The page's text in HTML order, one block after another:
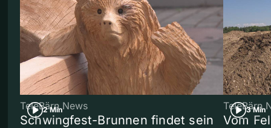
2 Min
TeleBärn News
Schwingfest-Brunnen findet sein
3 Min
TeleBärn
Vom